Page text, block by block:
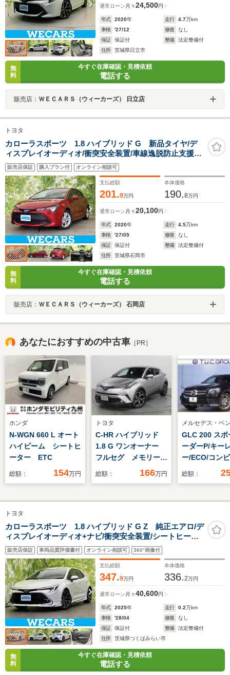
通常ローン 月々24,500円
年式 2020年 走行 4.7万km
車検
'27/12 修復
なし
保証
保証付 整備
法定整備付
住所
茨城県日立市
無
料
今すぐ在庫確認・見積依頼
電話する
販売店： ＷＥＣＡＲＳ（ウィーカーズ） 日立店
トヨタ
カローラスポーツ 1.8 ハイブリッド G 新品タイヤ/デ
ィスプレイオーディオ/衝突安全装置/車線逸脱防止支援シ
ステム/ヘッドランプ LED/Bluetooth接続/ETC/EBD付
ABS/横滑り防止装置/アイドリングストップ
販売店保証 購入プラン付 オンライン相談可
支払総額
201.9万円
本体価格
190.8万円
通常ローン 月々20,100円
年式 2020年 走行 4.5万km
車検
'27/09 修復
なし
保証
保証付 整備
法定整備付
住所
茨城県石岡市
無
料
今すぐ在庫確認・見積依頼
電話する
販売店： ＷＥＣＡＲＳ（ウィーカーズ） 石岡店
あなたにおすすめの中古車 ［PR］
ホンダ
N-WGN 660 L オート
ハイビーム シートヒ
ーター ETC
総額： 154万円
トヨタ
C-HR ハイブリッド
1.8 G ワンオーナー
フルセグ メモリーナ
ビ DVD再生 ミュ
衝突被害軽減システ
LEDヘッドランプ ア
イドリングストップ
総額： 166万円
メルセデス・ベ
GLC 200 スポ
ーダーP/キー
ー/ECO/コン
トヒーター/純
ハンズフリー
サイドランニ
ド/AMGエア
総額：
トヨタ
カローラスポーツ 1.8 ハイブリッド G Z 純正エアロ/デ
ィスプレイオーディオ+ナビ/衝突安全装置/シートヒータ
ー 前席/車線逸脱防止支援システム/ヘッドランプ
LED/Bluetooth接続/ETC2.0/EBD付ABS
販売店保証 車両品質評価書付 オンライン相談可 360°画像付
支払総額
347.9万円
本体価格
336.2万円
通常ローン 月々40,600円
年式 2025年 走行 0.2万km
車検
'28/04 修復
なし
保証
保証付 整備
法定整備付
住所
茨城県つくばみらい市
無
料
今すぐ在庫確認・見積依頼
電話する